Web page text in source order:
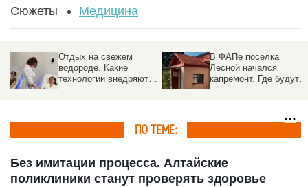
Сюжеты Медицина
Отдых на свежем
водороде. Какие
технологии внедряют в
В ФАПе поселка
Лесной начался
капремонт. Где будут
ПО ТЕМЕ:
Без имитации процесса. Алтайские
поликлиники станут проверять здоровье